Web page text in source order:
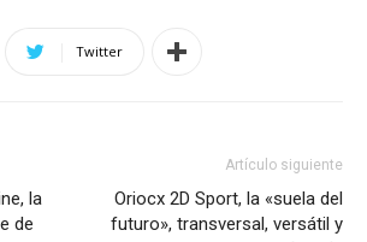
Twitter
la
de
Artículo siguiente
Oriocx 2D Sport, la «suela del
futuro», transversal, versátil y